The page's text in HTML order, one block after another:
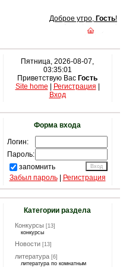
Доброе утро, Гость!
Пятница, 2026-08-07,
03:35:01
Приветствую Вас Гость
Site home
Регистрация
Вход
Форма входа
Логин:
Пароль:
запомнить
Забыл пароль| Регистрация
Категории раздела
Конкурсы [13]
конкурсы
Новости [13]
литература [6]
литература по комнатным